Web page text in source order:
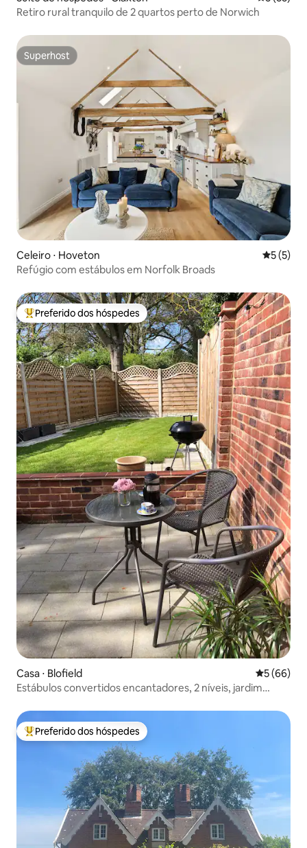
Retiro rural tranquilo de 2 quartos perto de Norwich
Superhost
Superhost
Celeiro ⋅ Hoveton 5 de
5 (5)
Refúgio com estábulos em Norfolk Broads
Entre os melhores preferidos dos hóspedes
Preferido dos hóspedes
Casa ⋅ Blofield 5 de uma
5 (66)
Estábulos convertidos encantadores, 2 níveis, jardim
Entre os melhores preferidos dos hóspedes
Preferido dos hóspedes